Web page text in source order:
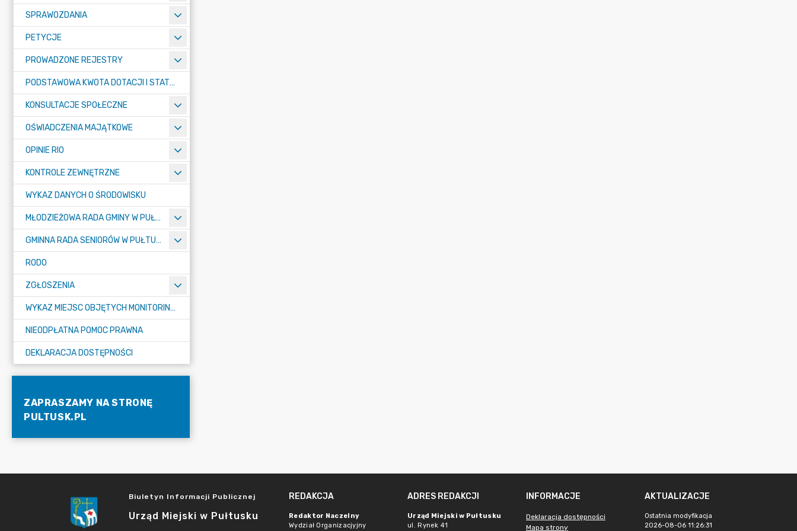
SPRAWOZDANIA
PETYCJE
PROWADZONE REJESTRY
PODSTAWOWA KWOTA DOTACJI I STATYSTYCZNA LICZBA UCZNIÓW
KONSULTACJE SPOŁECZNE
OŚWIADCZENIA MAJĄTKOWE
OPINIE RIO
KONTROLE ZEWNĘTRZNE
WYKAZ DANYCH O ŚRODOWISKU
MŁODZIEŻOWA RADA GMINY W PUŁTUSKU
GMINNA RADA SENIORÓW W PUŁTUSKU
RODO
ZGŁOSZENIA
WYKAZ MIEJSC OBJĘTYCH MONITORINGIEM
NIEODPŁATNA POMOC PRAWNA
DEKLARACJA DOSTĘPNOŚCI
ZAPRASZAMY NA STRONĘ
PULTUSK.PL
Biuletyn Informacji Publicznej
Urząd Miejski w Pułtusku
REDAKCJA
Redaktor Naczelny
Wydział Organizacjyjny
ADRES REDAKCJI
Urząd Miejski w Pułtusku
ul. Rynek 41
INFORMACJE
Deklaracja dostępności
Mapa strony
AKTUALIZACJE
Ostatnia modyfikacja
2026-08-06 11:26:31